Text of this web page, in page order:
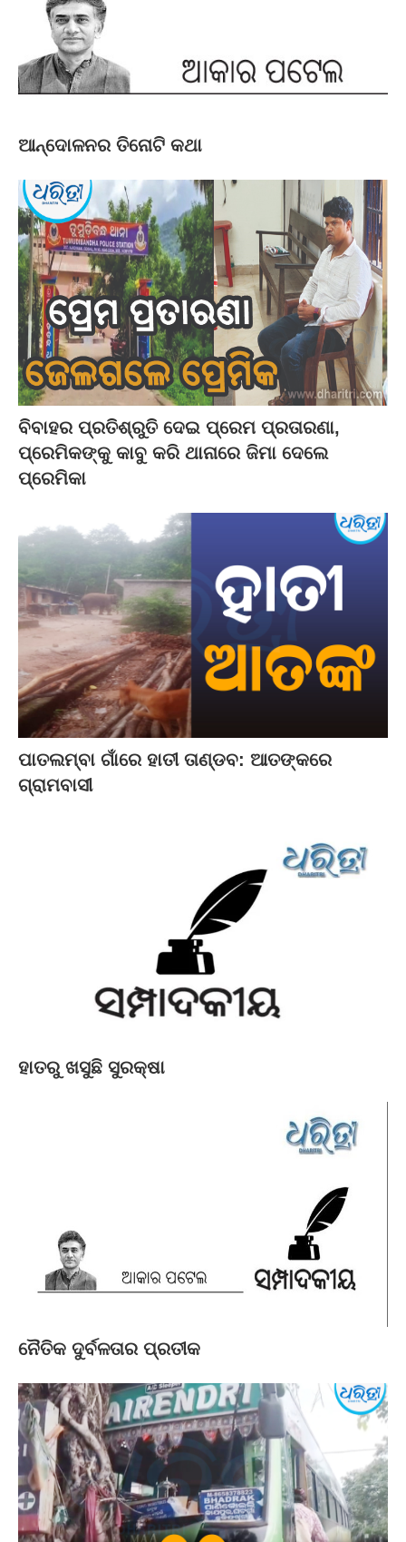
ଆନ୍ଦୋଳନର ତିନୋଟି କଥା
ବିବାହର ପ୍ରତିଶ୍ରୁତି ଦେଇ ପ୍ରେମ ପ୍ରତାରଣା,
ପ୍ରେମିକଙ୍କୁ କାବୁ କରି ଥାନାରେ ଜିମା ଦେଲେ
ପ୍ରେମିକା
ପାତଲମ୍ବା ଗାଁରେ ହାତୀ ତାଣ୍ଡବ: ଆତଙ୍କରେ
ଗ୍ରାମବାସୀ
ହାତରୁ ଖସୁଛି ସୁରକ୍ଷା
ନୈତିକ ଦୁର୍ବଳତାର ପ୍ରତୀକ